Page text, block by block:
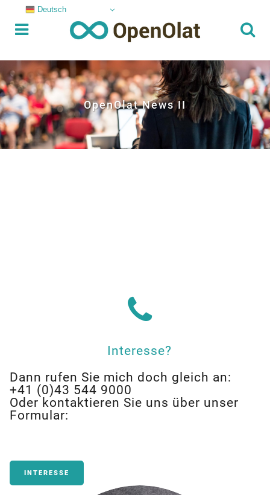
OpenOlat News II
Interesse?
Dann rufen Sie mich doch gleich an:
+41 (0)43 544 9000
Oder kontaktieren Sie uns über unser
Formular:
INTERESSE
Deutsch